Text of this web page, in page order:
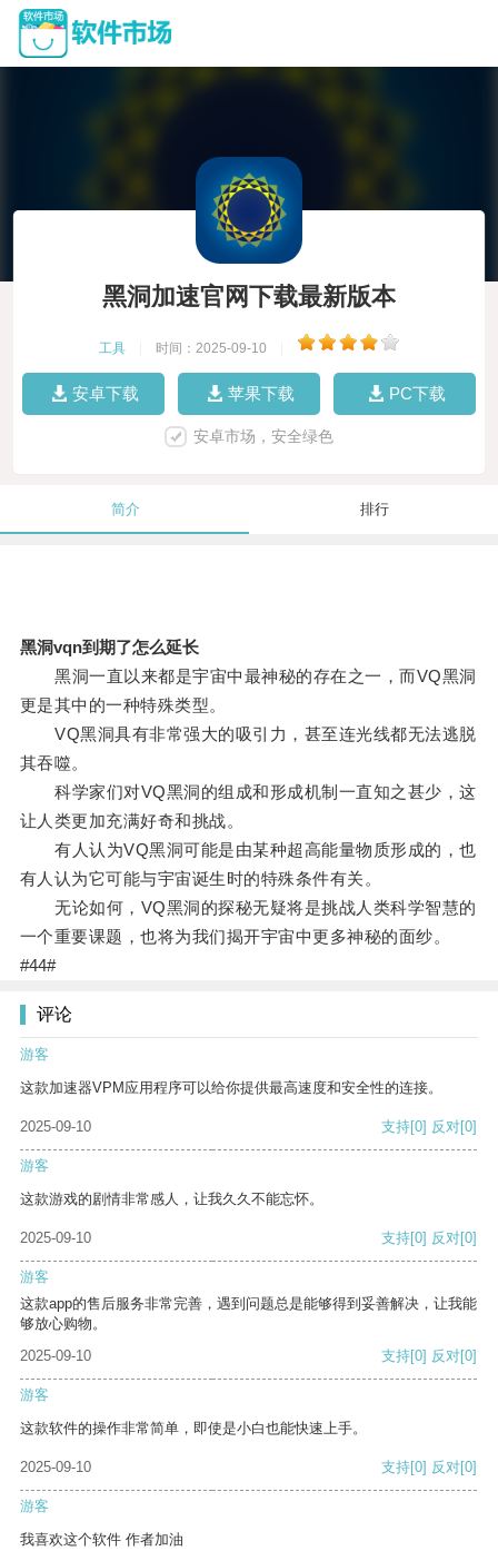
黑洞加速官网下载最新版本
工具 时间：2025-09-10
安卓下载 苹果下载 PC下载
安卓市场，安全绿色
简介 排行
黑洞vqn到期了怎么延长
黑洞一直以来都是宇宙中最神秘的存在之一，而VQ黑洞
更是其中的一种特殊类型。
VQ黑洞具有非常强大的吸引力，甚至连光线都无法逃脱
其吞噬。
科学家们对VQ黑洞的组成和形成机制一直知之甚少，这
让人类更加充满好奇和挑战。
有人认为VQ黑洞可能是由某种超高能量物质形成的，也
有人认为它可能与宇宙诞生时的特殊条件有关。
无论如何，VQ黑洞的探秘无疑将是挑战人类科学智慧的
一个重要课题，也将为我们揭开宇宙中更多神秘的面纱。
#44#
评论
游客
这款加速器VPM应用程序可以给你提供最高速度和安全性的连接。
2025-09-10 支持[0] 反对[0]
游客
这款游戏的剧情非常感人，让我久久不能忘怀。
2025-09-10 支持[0] 反对[0]
游客
这款app的售后服务非常完善，遇到问题总是能够得到妥善解决，让我能
够放心购物。
2025-09-10
支持[0] 反对[0]
游客
这款软件的操作非常简单，即使是小白也能快速上手。
2025-09-10 支持[0] 反对[0]
游客
我喜欢这个软件 作者加油